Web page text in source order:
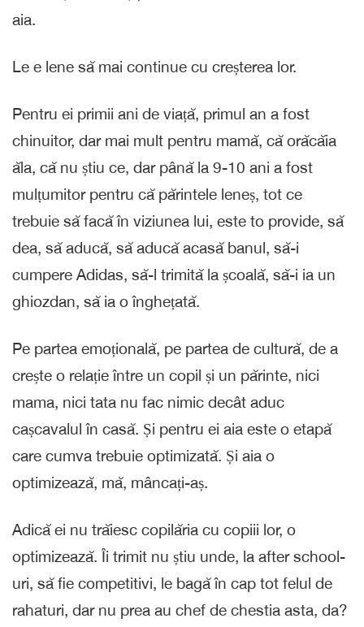
aia.
Le e lene să mai continue cu creșterea lor.
Pentru ei primii ani de viață, primul an a fost
chinuitor, dar mai mult pentru mamă, că orăcăia
ăla, că nu știu ce, dar până la 9-10 ani a fost
mulțumitor pentru că părintele leneș, tot ce
trebuie să facă în viziunea lui, este to provide, să
dea, să aducă, să aducă acasă banul, să-i
cumpere Adidas, să-l trimită la școală, să-i ia un
ghiozdan, să ia o înghețată.
Pe partea emoțională, pe partea de cultură, de a
crește o relație între un copil și un părinte, nici
mama, nici tata nu fac nimic decât aduc
cașcavalul în casă. Și pentru ei aia este o etapă
care cumva trebuie optimizată. Și aia o
optimizează, mă, mâncați-aș.
Adică ei nu trăiesc copilăria cu copiii lor, o
optimizează. Îi trimit nu știu unde, la after school-
uri, să fie competitivi, le bagă în cap tot felul de
rahaturi, dar nu prea au chef de chestia asta, da?